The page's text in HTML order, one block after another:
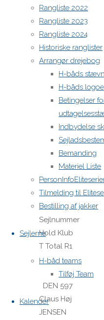
Rangliste 2022
Rangliste 2023
Rangliste 2024
Historiske ranglister
Arrangør drejebog
H-båds
H-båds
Betingelser
Indbydelse
Bemanding
Materiel Liste
Tilmelding til
Bestilling af jakker
Sejlerne
H-båd teams
Tilføj Team
Kalender
: Low
Point
Måleregel
(handicap)
: One
Design
Fratrækker(e)
efter
sejlads : 5;
Overall
results
Udgivet
: 10-06-
2018
18:34:49
Nr.
Sejlnummer
Hold Klub
T Total R1
R2 R3 R4
R5 R6 1
DEN 597
Claus Høj
JENSEN